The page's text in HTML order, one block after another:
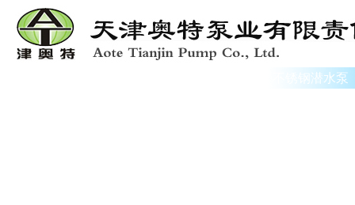
不锈钢潜水泵